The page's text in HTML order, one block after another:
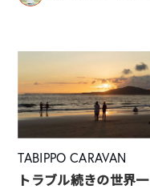
TABIPPO CARAVAN
トラブル続きの世界一